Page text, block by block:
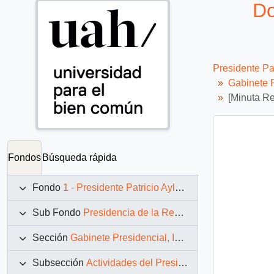
Fondos Búsqueda rápida
Fondo 1 - Presidente Patricio Aylwin Azócar (1990-1994)
Sub Fondo Presidencia de la República (11 marzo 1990 – 11 marzo 1994)
Sección Gabinete Presidencial, Instituciones y Servicios
Subsección Actividades del Presidente
Presidente
Gabinete
[Minuta